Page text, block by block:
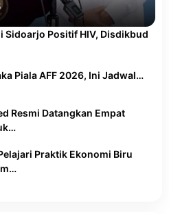
Sidoarjo Positif HIV, Disdikbud
Piala AFF 2026, Ini Jadwal…
Resmi Datangkan Empat
Praktik Ekonomi Biru